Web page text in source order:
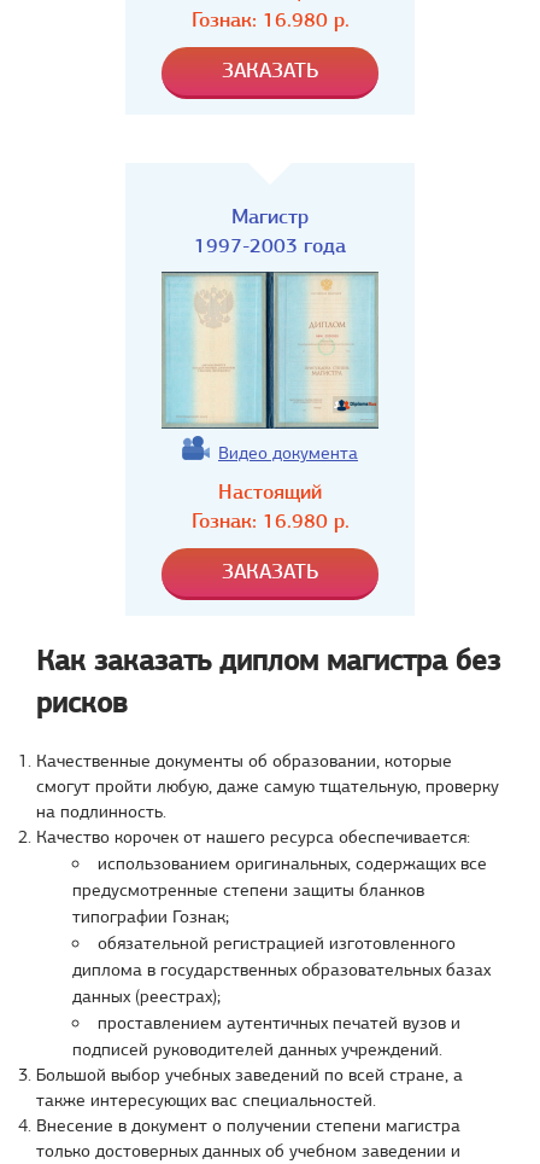
Гознак: 16.980р.
Магистр
1997-2003 года
Видео документа
Настоящий
Гознак: 16.980р.
Как заказать диплом магистра без
рисков
Качественные документы об образовании, которые
смогут пройти любую, даже самую тщательную, проверку
на подлинность.
Качество корочек от нашего ресурса обеспечивается:
использованием оригинальных, содержащих все
предусмотренные степени защиты бланков
типографии Гознак;
обязательной регистрацией изготовленного
диплома в государственных образовательных базах
данных (реестрах);
проставлением аутентичных печатей вузов и
подписей руководителей данных учреждений.
Большой выбор учебных заведений по всей стране, а
также интересующих вас специальностей.
Внесение в документ о получении степени магистра
только достоверных данных об учебном заведении и